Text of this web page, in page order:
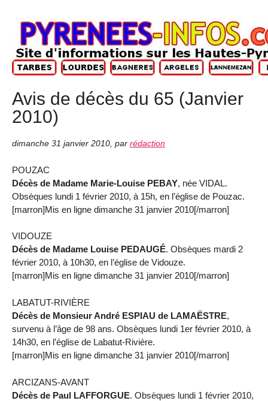
Avis de décès du 65 (Janvier
2010)
dimanche 31 janvier 2010 par rédaction
POUZAC
Décès de Madame Marie-Louise PEBAY, née VIDAL.
Obsèques lundi 1 février 2010, à 15h, en l’église de Pouzac.
[marron]Mis en ligne dimanche 31 janvier 2010[/marron]
VIDOUZE
Décès de Madame Louise PEDAUGÉ. Obsèques mardi 2
février 2010, à 10h30, en l’église de Vidouze.
[marron]Mis en ligne dimanche 31 janvier 2010[/marron]
LABATUT-RIVIÈRE
Décès de Monsieur André ESPIAU de LAMAËSTRE,
survenu à l’âge de 98 ans. Obsèques lundi 1er février 2010, à
14h30, en l’église de Labatut-Rivière.
[marron]Mis en ligne dimanche 31 janvier 2010[/marron]
ARCIZANS-AVANT
Décès de Paul LAFFORGUE. Obsèques lundi 1 février 2010,